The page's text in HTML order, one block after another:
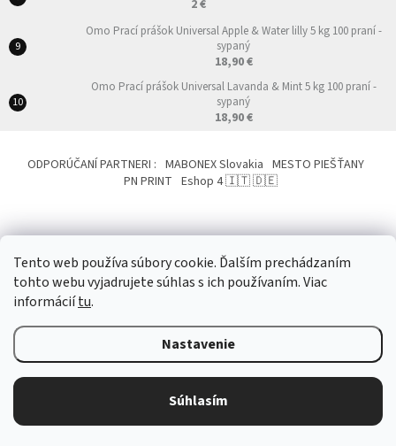
Tento web používa súbory cookie. Ďalším prechádzaním
tohto webu vyjadrujete súhlas s ich používaním. Viac
informáciítu.
Nastavenie
Súhlasím
2 €
Omo Prací prášok Universal Apple & Water lilly 5 kg 100 praní -
sypaný
18,90 €
Omo Prací prášok Universal Lavanda & Mint 5 kg 100 praní -
sypaný
18,90 €
ODPORÚČANÍ PARTNERI : MABONEX Slovakia MESTO PIEŠŤANY
PN PRINT Eshop 4 🇮🇹 🇩🇪
Vytvoril Shoptet
NemeckoTalianskeProdukty.eu
Upraviť nastavenie cookies
Odstúpiť od zmluvy